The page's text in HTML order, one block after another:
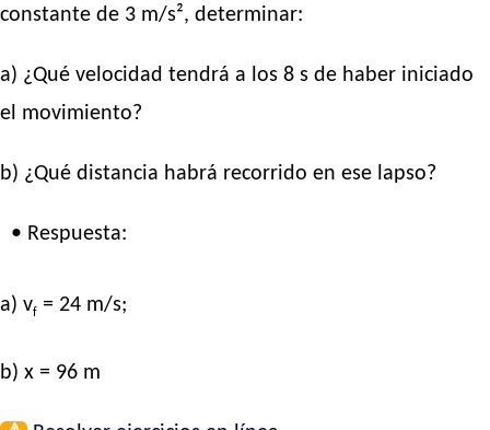
constante de 3 m/s², determinar:
a) ¿Qué velocidad tendrá a los 8 s de haber iniciado
el movimiento?
b) ¿Qué distancia habrá recorrido en ese lapso?
• Respuesta:
a) vf = 24 m/s;
b) x = 96 m